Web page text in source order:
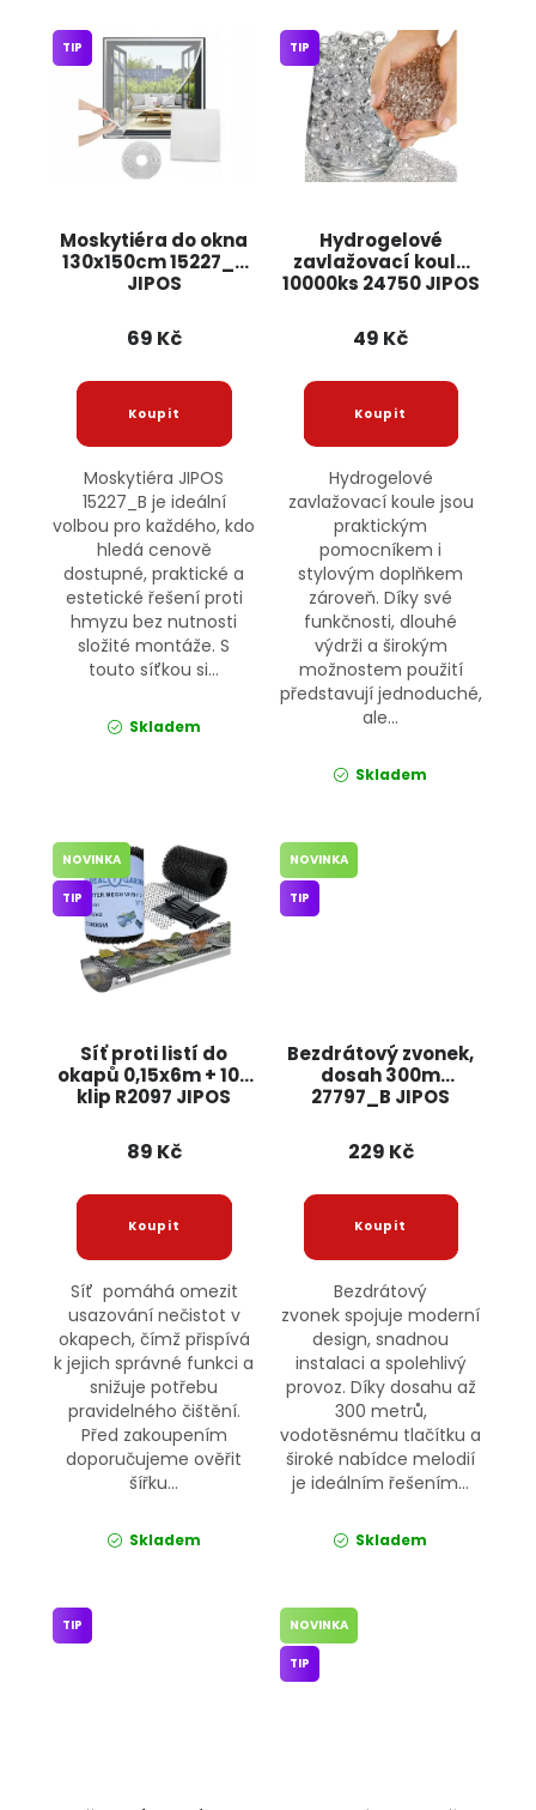
Moskytiéra do okna
130x150cm 15227_B
JIPOS
TIP
69 Kč
Moskytiéra JIPOS
15227_B je ideální
volbou pro každého, kdo
hledá cenově
dostupné, praktické a
estetické řešení proti
hmyzu bez nutnosti
složité montáže. S
touto síťkou si...
Skladem
Hydrogelové
zavlažovací koule
10000ks 24750 JIPOS
TIP
49 Kč
Hydrogelové
zavlažovací koule jsou
praktickým
pomocníkem i
stylovým doplňkem
zároveň. Díky své
funkčnosti, dlouhé
výdrži a širokým
možnostem použití
představují jednoduché,
ale...
Skladem
Síť proti listí do
okapů 0,15x6m + 10x
klip R2097 JIPOS
NOVINKA
TIP
89 Kč
Síť pomáhá omezit
usazování nečistot v
okapech, čímž přispívá
k jejich správné funkci a
snižuje potřebu
pravidelného čištění.
Před zakoupením
doporučujeme ověřit
šířku...
Skladem
Bezdrátový zvonek,
dosah 300m
27797_B JIPOS
NOVINKA
TIP
229 Kč
Bezdrátový
zvonek spojuje moderní
design, snadnou
instalaci a spolehlivý
provoz. Díky dosahu až
300 metrů,
vodotěsnému tlačítku a
široké nabídce melodií
je ideálním řešením...
Skladem
TIP NOVINKA
TIP